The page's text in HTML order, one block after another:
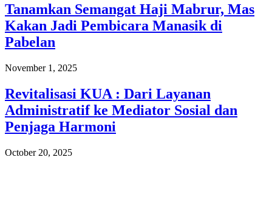
Tanamkan Semangat Haji Mabrur, Mas
Kakan Jadi Pembicara Manasik di
Pabelan
November 1, 2025
Revitalisasi KUA : Dari Layanan
Administratif ke Mediator Sosial dan
Penjaga Harmoni
October 20, 2025